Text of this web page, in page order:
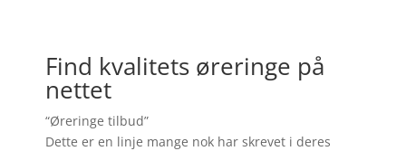
Find kvalitets øreringe på
nettet
“Øreringe tilbud”
Dette er en linje mange nok har skrevet i deres